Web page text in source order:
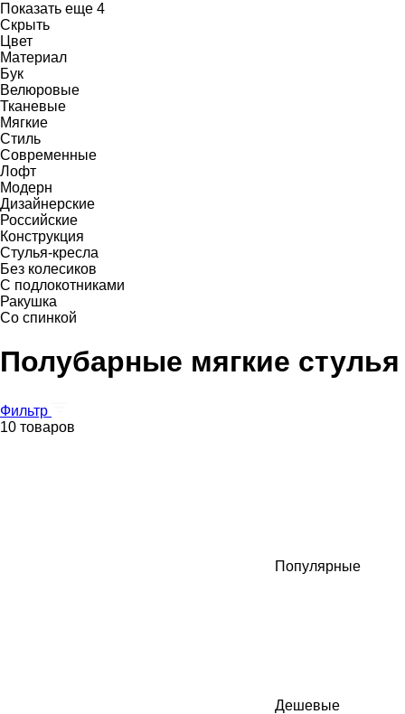
Показать еще 4
Скрыть
Цвет
Материал
Бук
Велюровые
Тканевые
Мягкие
Стиль
Современные
Лофт
Модерн
Дизайнерские
Российские
Конструкция
Стулья-кресла
Без колесиков
С подлокотниками
Ракушка
Со спинкой
Полубарные мягкие стулья
Фильтр
10 товаров
Популярные
Дешевые